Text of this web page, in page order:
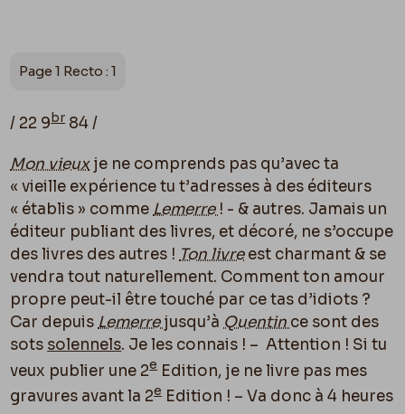
Page 1 Recto : 1
/ 22 9br84 /
Mon vieuxje ne comprends pas qu’avec ta
« vieille expérience tu t’adresses à des éditeurs
« établis » comme Lemerre ! - & autres. Jamais un
éditeur publiant des livres, et décoré, ne s’occupe
des livres des autres ! Ton livreest charmant & se
vendra tout naturellement. Comment ton amour
propre peut-il être touché par ce tas d’idiots ?
Car depuis Lemerrejusqu’à Quentin ce sont des
sots solennels. Je les connais ! – Attention ! Si tu
veux publier une 2eEdition, je ne livre pas mes
gravures avant la 2eEdition ! – Va donc à 4 heures